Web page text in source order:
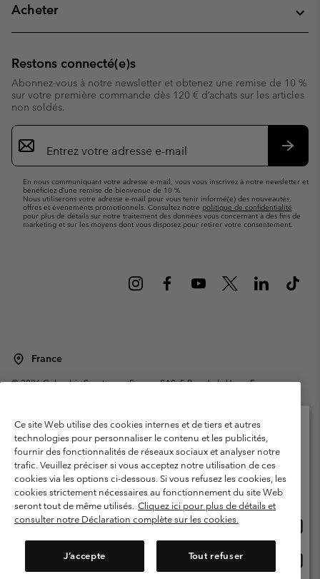
Acheter
Restons connecté(e)s
Abonnez-vous à notre newsletter et obtenez une remise de 10 %
sur votre première commande dès 120 € d’achats sur les articles
non soldés.
Inscription
par
e-
En nous communiquant votre adresse e-mail, vous vous inscrivez à notre newsletter et
bénéficiez d’une remise de bienvenue de 10 %.
Nous utiliserons votre adresse e-mail pour vous tenir informé(e) des nouveautés,
offres et événements promotionnels. Consultez notre politique de confidentialité
pour plus de détails sur notre traitement des données vous concernant à des fins de
marketing et sur les moyens dont vous disposez pour retirer votre consentement.
France
©2026Columbia Sportswear Europe SAS. 5 Rue de la Haye, Espace
Garanties Légales
Politique de confidentialité
Conditions d'utilisation - Membres
Conditions D'utilisation - Contenu généré par l'utilisateur
Impressum
Cookies
Public CBCR
Ce site Web utilise des cookies internes et de tiers et autres
technologies pour personnaliser le contenu et les publicités,
fournir des fonctionnalités de réseaux sociaux et analyser notre
trafic. Veuillez préciser si vous acceptez notre utilisation de ces
cookies via les options ci-dessous. Si vous refusez les cookies, les
cookies strictement nécessaires au fonctionnement du site Web
seront tout de même utilisés. Cliquez ici pour plus de détails et
consulter notre Déclaration complète sur les cookies.
J’accepte Tout refuser
Veuillez sélectionner votre pays d’expédition et
votre langue
Achats en ligne disponibles
United States
ligne
France